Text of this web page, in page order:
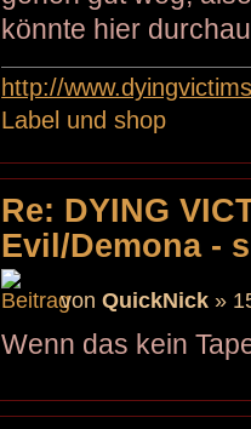
könnte hier
http://
Label und shop
Re: DYING
Evil/Demona -
vonQuickNick »
Wenn das kein